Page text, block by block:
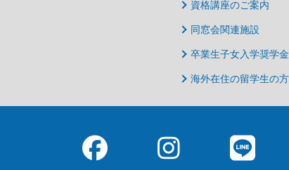
資格講座のご案内
同窓会関連施設
卒業生子女入学奨学
海外在住の留学生の